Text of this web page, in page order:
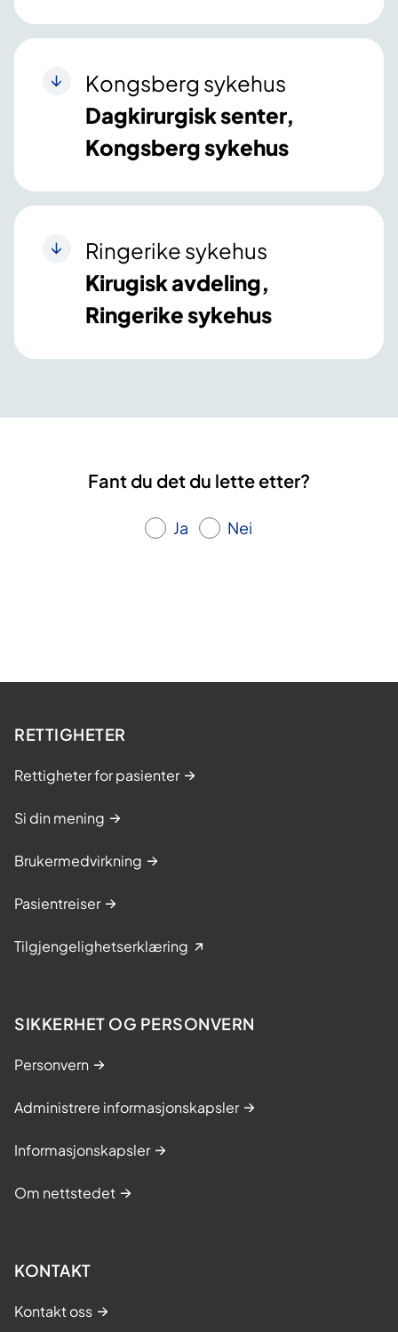
Kongsberg sykehus
Dagkirurgisk senter,
Kongsberg sykehus
Ringerike sykehus
Kirugisk avdeling,
Ringerike sykehus
Fant du det du lette etter?
Ja Nei
RETTIGHETER
Rettigheter for pasienter
Si din mening
Brukermedvirkning
Pasientreiser
Tilgjengelighetserklæring
SIKKERHET OG PERSONVERN
Personvern
Administrere informasjonskapsler
Informasjonskapsler
Om nettstedet
KONTAKT
Kontakt oss